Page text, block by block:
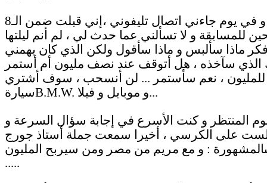
و في يوم جاءني اتصال تليفوني ،إني قبلت ضمن الـ8
للمسابقة و لا تسألني عما حدث لي ، لم أنم ليلتها
ماذا سألبس و ماذا سأقول ولكن الذي كان يهمني
الذي سآخذه ، هل أتوقف عند نصف مليون أم أستمر
للمليون ، نعم سأستمر ... لن أنسحب ، سوف أشتري
سيارةB.M.W. و موبايل و فيلا...
المنتظر و كنت الأسرع في إجابة سؤال السرعة و
على الكرسي ، أخيرا سمعت جملة أستاذ جورج
: و مع مريم من مصر ومن سيربح المليون
.....